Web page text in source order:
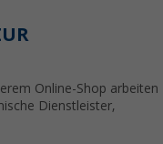
Online-Shop arbeiten
Dienstleister,